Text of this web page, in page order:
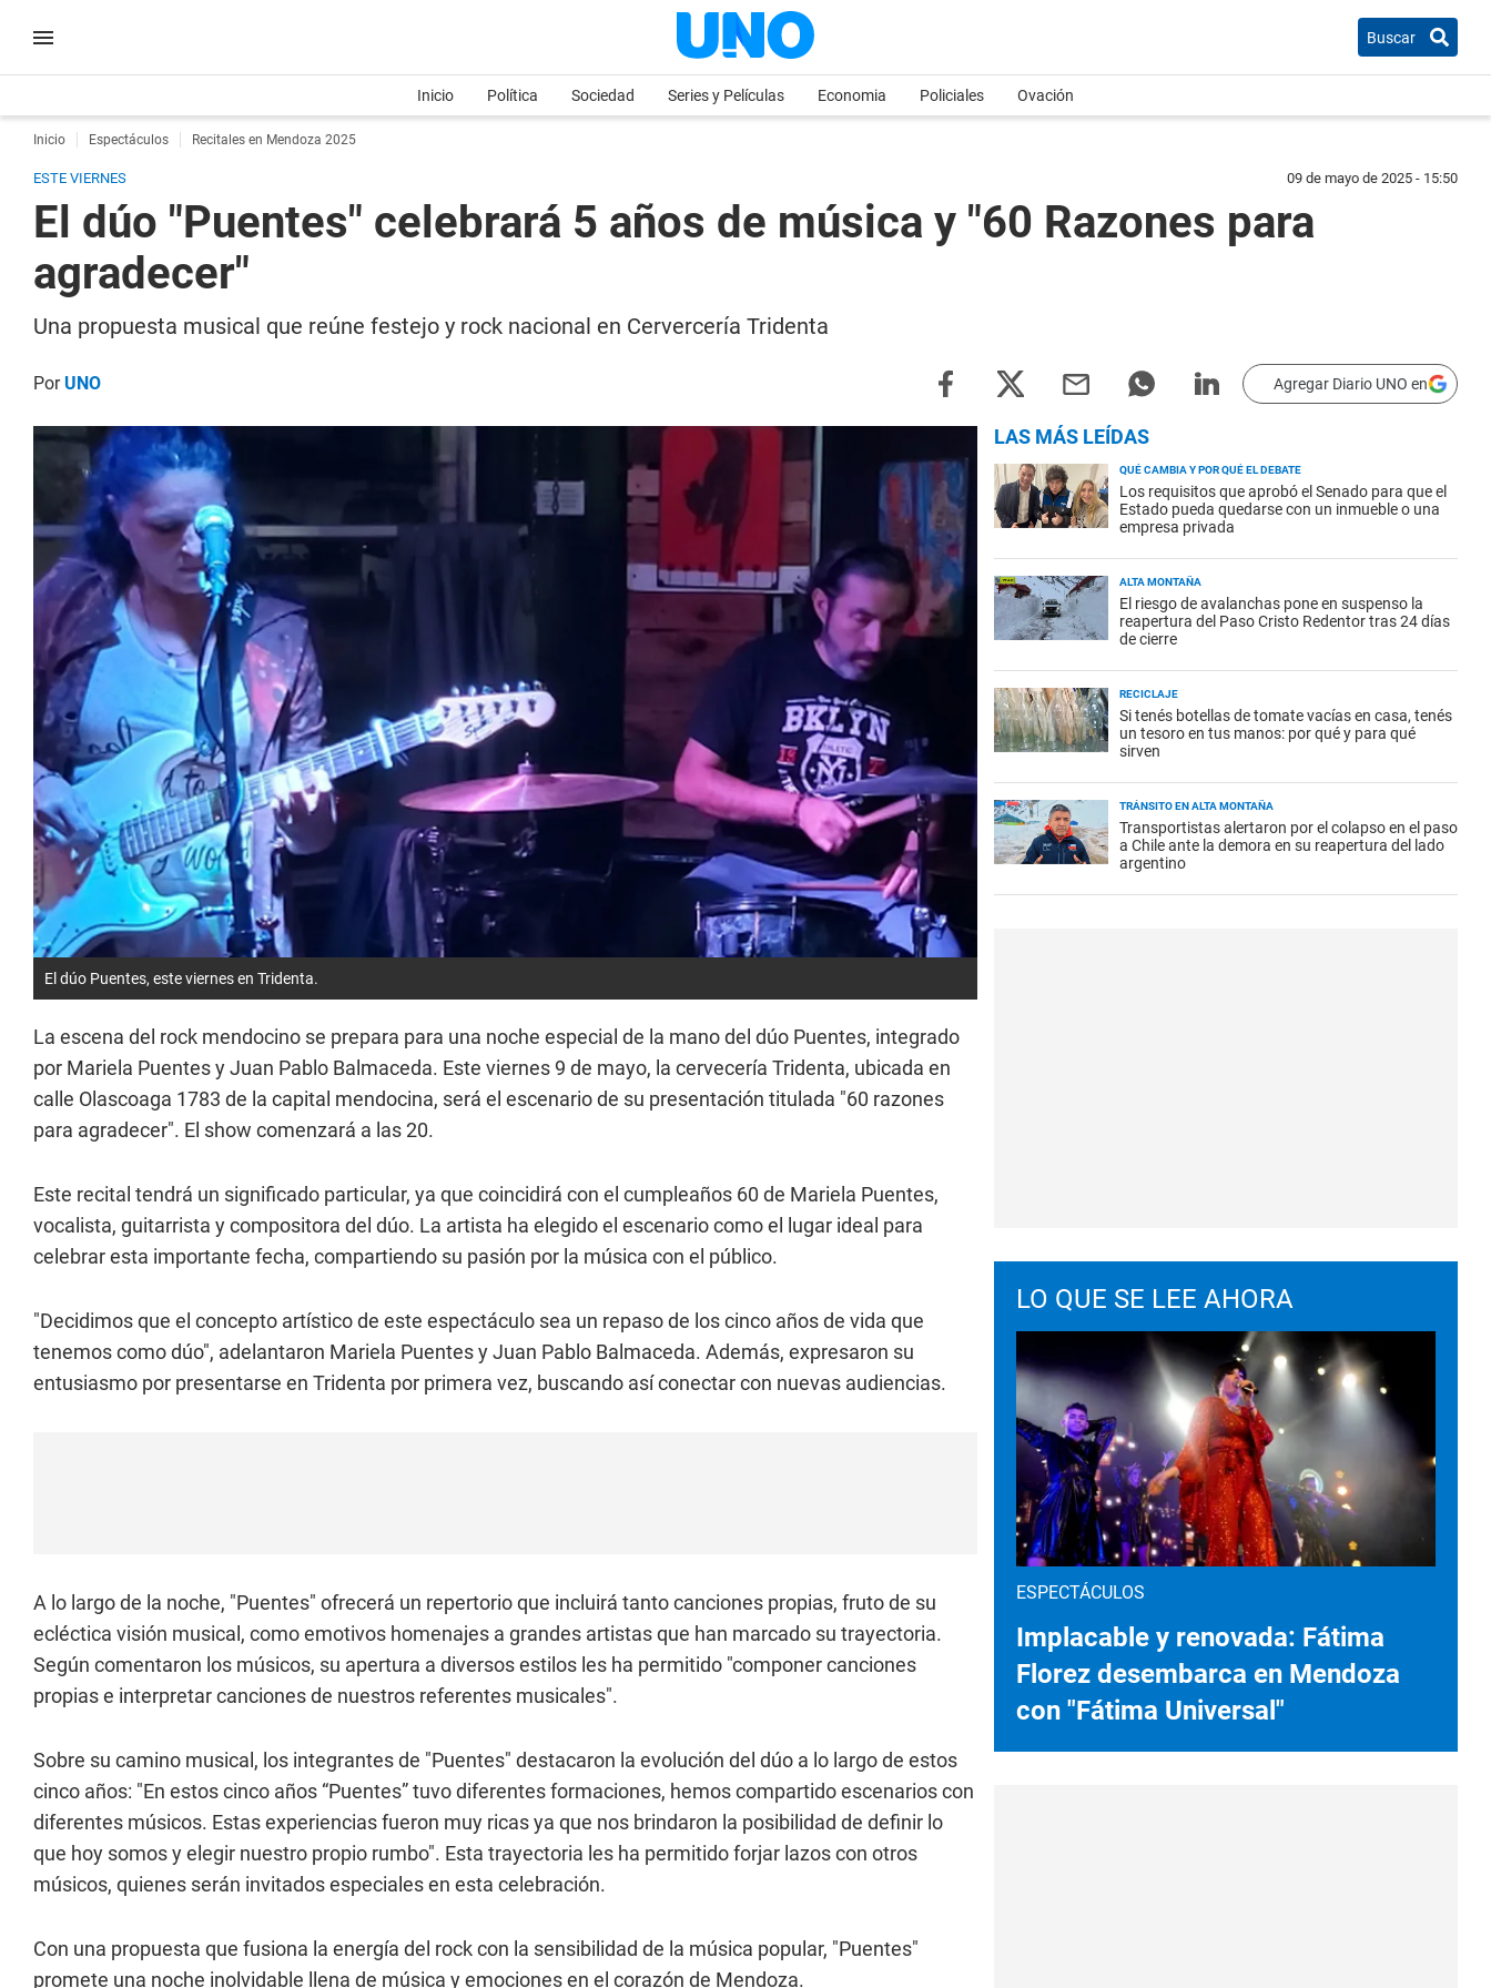
Buscar
Inicio Política Sociedad Series y Películas Economia Policiales Ovación
Inicio Espectáculos Recitales en Mendoza 2025
ESTE VIERNES 09 de mayo de 2025 - 15:50
El dúo "Puentes" celebrará 5 años de música y "60 Razones para
agradecer"
Una propuesta musical que reúne festejo y rock nacional en Cervercería Tridenta
PorUNO Agregar Diario UNO en
El dúo Puentes, este viernes en Tridenta.
La escena del rock mendocino se prepara para una noche especial de la mano del dúo Puentes, integrado
por Mariela Puentes y Juan Pablo Balmaceda. Este viernes 9 de mayo, la cervecería Tridenta, ubicada en
calle Olascoaga 1783 de la capital mendocina, será el escenario de su presentación titulada "60 razones
para agradecer". El show comenzará a las 20.
Este recital tendrá un significado particular, ya que coincidirá con el cumpleaños 60 de Mariela Puentes,
vocalista, guitarrista y compositora del dúo. La artista ha elegido el escenario como el lugar ideal para
celebrar esta importante fecha, compartiendo su pasión por la música con el público.
"Decidimos que el concepto artístico de este espectáculo sea un repaso de los cinco años de vida que
tenemos como dúo", adelantaron Mariela Puentes y Juan Pablo Balmaceda. Además, expresaron su
entusiasmo por presentarse en Tridenta por primera vez, buscando así conectar con nuevas audiencias.
A lo largo de la noche, "Puentes" ofrecerá un repertorio que incluirá tanto canciones propias, fruto de su
ecléctica visión musical, como emotivos homenajes a grandes artistas que han marcado su trayectoria.
Según comentaron los músicos, su apertura a diversos estilos les ha permitido "componer canciones
propias e interpretar canciones de nuestros referentes musicales".
Sobre su camino musical, los integrantes de "Puentes" destacaron la evolución del dúo a lo largo de estos
cinco años: "En estos cinco años “Puentes” tuvo diferentes formaciones, hemos compartido escenarios con
diferentes músicos. Estas experiencias fueron muy ricas ya que nos brindaron la posibilidad de definir lo
que hoy somos y elegir nuestro propio rumbo". Esta trayectoria les ha permitido forjar lazos con otros
músicos, quienes serán invitados especiales en esta celebración.
Con una propuesta que fusiona la energía del rock con la sensibilidad de la música popular, "Puentes"
promete una noche inolvidable llena de música y emociones en el corazón de Mendoza.
LAS MÁS LEÍDAS
QUÉ CAMBIA Y POR QUÉ EL DEBATE
Los requisitos que aprobó el Senado para que el
Estado pueda quedarse con un inmueble o una
empresa privada
ALTA MONTAÑA
El riesgo de avalanchas pone en suspenso la
reapertura del Paso Cristo Redentor tras 24 días
de cierre
RECICLAJE
Si tenés botellas de tomate vacías en casa, tenés
un tesoro en tus manos: por qué y para qué
sirven
TRÁNSITO EN ALTA MONTAÑA
Transportistas alertaron por el colapso en el paso
a Chile ante la demora en su reapertura del lado
argentino
LO QUE SE LEE AHORA
ESPECTÁCULOS
Implacable y renovada: Fátima
Florez desembarca en Mendoza
con "Fátima Universal"